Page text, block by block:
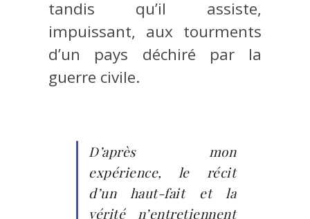
tandis qu’il assiste,
impuissant, aux tourments
d’un pays déchiré par la
guerre civile.
D’après mon
expérience, le récit
d’un haut-fait et la
vérité n’entretiennent